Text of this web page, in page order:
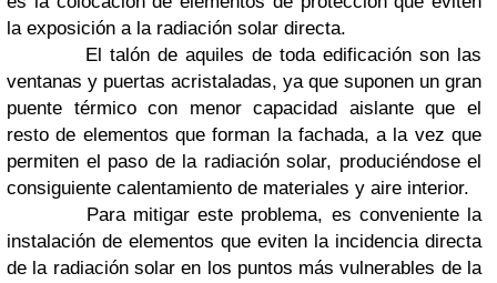
la exposición a la radiación solar directa.
El talón de aquiles de toda edificación son las
ventanas y puertas acristaladas, ya que suponen un gran
puente térmico con menor capacidad aislante que el
resto de elementos que forman la fachada, a la vez que
permiten el paso de la radiación solar, produciéndose el
consiguiente calentamiento de materiales y aire interior.
Para mitigar este problema, es conveniente la
instalación de elementos que eviten la incidencia directa
de la radiación solar en los puntos más vulnerables de la